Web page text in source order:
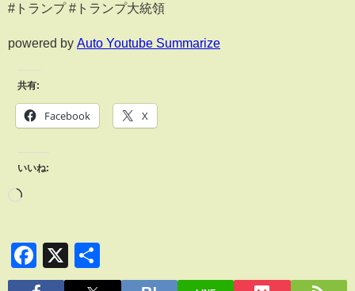
#トランプ #トランプ大統領
powered by Auto Youtube Summarize
共有:
Facebook X
いいね:
Facebook
X
有